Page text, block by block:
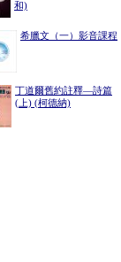
和)
希臘文（一）影音課程
丁道爾舊約註釋—詩篇
(上) (柯德納)